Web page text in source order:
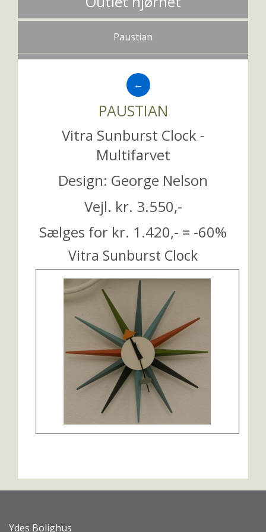
Paustian
←
PAUSTIAN
Vitra Sunburst Clock -
Multifarvet
Design: George Nelson
Vejl. kr. 3.550,-
Sælges for kr. 1.420,- = -60%
Vitra Sunburst Clock
Ydes Bolighus